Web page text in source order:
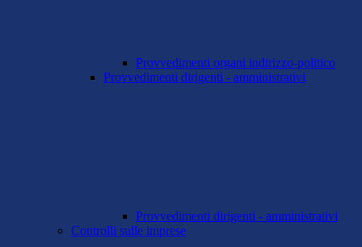
Provvedimenti organi indirizzo-politico
Provvedimenti dirigenti - amministrativi
Provvedimenti dirigenti - amministrativi
Controlli sulle imprese